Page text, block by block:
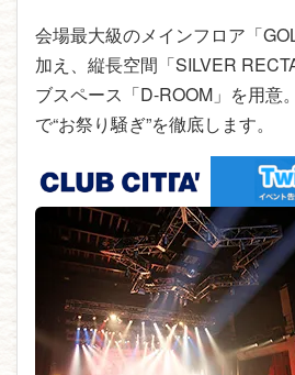
会場最大級のメインフロア「
加え、縦長空間「SILVER
ブスペース「D-ROOM」を用意
で“お祭り騒ぎ”を徹底します。